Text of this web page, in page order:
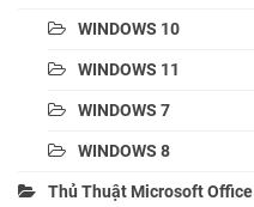
WINDOWS 10
WINDOWS 11
WINDOWS 7
WINDOWS 8
Thủ Thuật Microsoft Office